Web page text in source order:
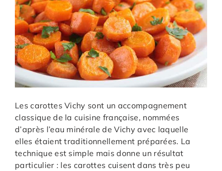
Les carottes Vichy sont un accompagnement
classique de la cuisine française, nommées
d’après l’eau minérale de Vichy avec laquelle
elles étaient traditionnellement préparées. La
technique est simple mais donne un résultat
particulier : les carottes cuisent dans très peu